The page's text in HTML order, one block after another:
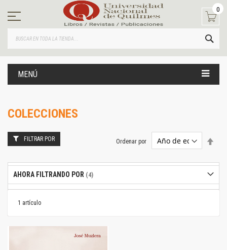
contenido
0
MENÚ
COLECCIONES
1 artículo
Ordenar por
FILTRAR POR
AHORA FILTRANDO POR